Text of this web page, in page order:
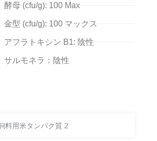
酵母 (cfu/g): 100 Max
金型 (cfu/g): 100 マックス
アフラトキシン B1: 陰性
サルモネラ：陰性